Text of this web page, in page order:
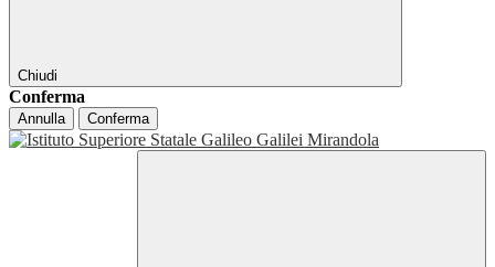
Chiudi
Conferma
Annulla Conferma